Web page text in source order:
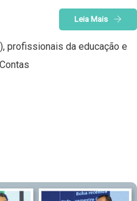
Leia Mais
profissionais da educação e